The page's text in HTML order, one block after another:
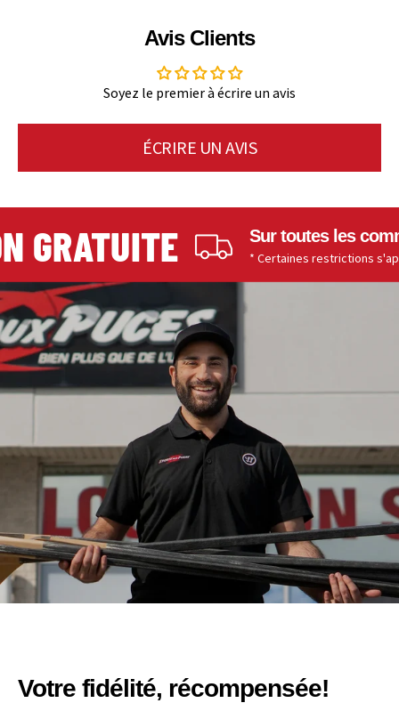
Avis Clients
Soyez le premier à écrire un avis
ÉCRIRE UN AVIS
Sur toutes les
* Certaines restrictions
Votre fidélité, récompensée!